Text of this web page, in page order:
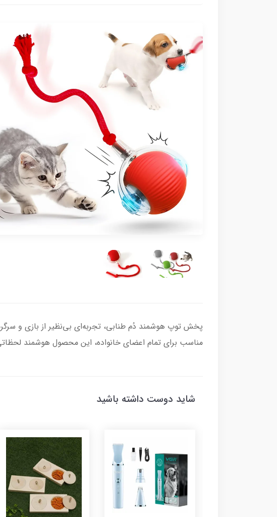
پخش توپ هوشمند دُم طنابی، تجربه‌ای بی‌نظیر از بازی و
مناسب برای تمام اعضای خانواده، این محصول هوشمند
شاید دوست داشته باشید